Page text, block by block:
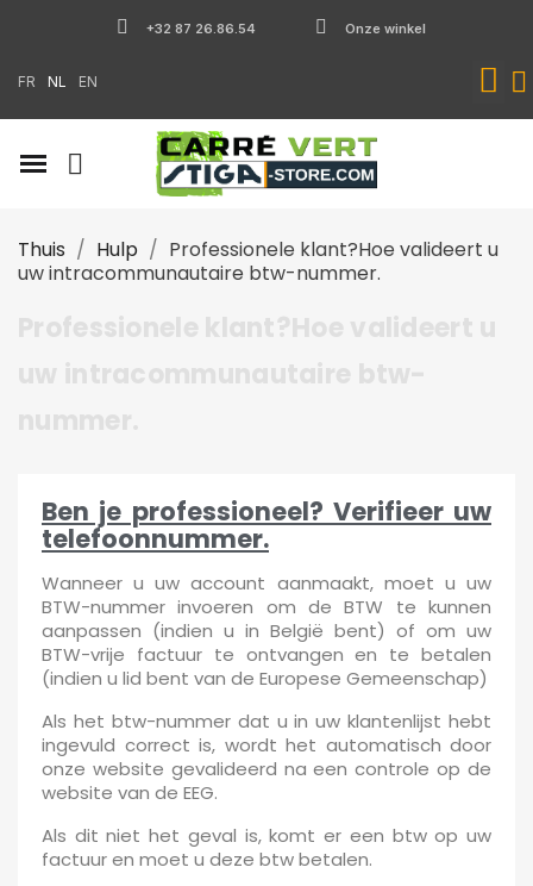
+32 87 26.86.54 Onze winkel
FR NL EN
Thuis Hulp
Professionele klant?Hoe valideert u
uw intracommunautaire btw-nummer.
Ben je professioneel? Verifieer uw
telefoonnummer.
Wanneer u uw account aanmaakt, moet u uw
BTW-nummer invoeren om de BTW te kunnen
aanpassen (indien u in België bent) of om uw
BTW-vrije factuur te ontvangen en te betalen
(indien u lid bent van de Europese Gemeenschap)
Als het btw-nummer dat u in uw klantenlijst hebt
ingevuld correct is, wordt het automatisch door
onze website gevalideerd na een controle op de
website van de EEG.
Als dit niet het geval is, komt er een btw op uw
factuur en moet u deze btw betalen.